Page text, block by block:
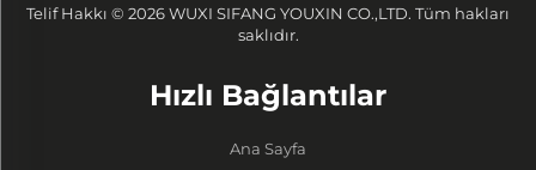
Telif Hakkı © 2026 WUXI SIFANG YOUXIN CO.,LTD. Tüm hakları
saklıdır.
Hızlı Bağlantılar
Ana Sayfa